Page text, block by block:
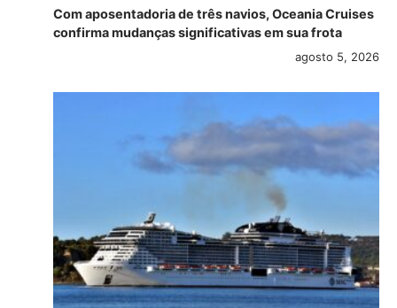
Com aposentadoria de três navios, Oceania Cruises
confirma mudanças significativas em sua frota
agosto 5, 2026